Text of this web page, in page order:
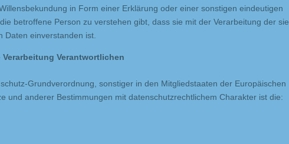
in Form einer Erklärung oder einer sonstigen eindeutigen
betroffene Person zu verstehen gibt, dass sie mit der Verarbeitung der sie
Daten einverstanden ist.
Verantwortlichen
Grundverordnung, sonstiger in den Mitgliedstaaten der Europäischen
und anderer Bestimmungen mit datenschutzrechtlichem Charakter ist die: